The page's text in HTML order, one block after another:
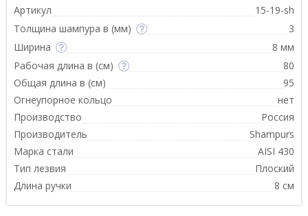
Артикул
15-19-sh
Толщина шампура в (мм)
3
Ширина
8 мм
Рабочая длина в (см)
80
Общая длина в (см)
95
Огнеупорное кольцо
нет
Производство
Россия
Производитель
Shampurs
Марка стали
AISI 430
Тип лезвия
Плоский
Длина ручки
8 см